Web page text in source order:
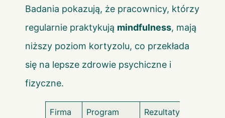
Badania pokazują, że pracownicy, którzy
regularnie praktykują mindfulness, mają
niższy poziom kortyzolu, co przekłada
się na lepsze zdrowie psychiczne i
fizyczne.
Firma
Program
Rezultaty